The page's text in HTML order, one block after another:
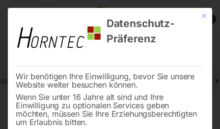
0
Start Stromaggregate und Stromerzeuger Benzin-Stromerzeuger
Mit
Datenschutz-
Präferenz
Wir benötigen Ihre Einwilligung, bevor Sie unsere
Website weiter besuchen können.
Wenn Sie unter 16 Jahre alt sind und Ihre
Einwilligung zu optionalen Services geben
möchten, müssen Sie Ihre Erziehungsberechtigten
um Erlaubnis bitten.